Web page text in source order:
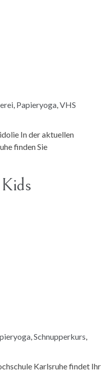
, Papieryoga,VHS
In der aktuellen
finden Sie
,Schnupperkurs,
Karlsruhe findet Ihr